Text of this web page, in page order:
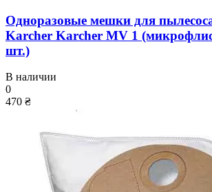
Одноразовые мешки для
Karcher Karcher MV 1
шт.)
В наличии
0
470 ₴